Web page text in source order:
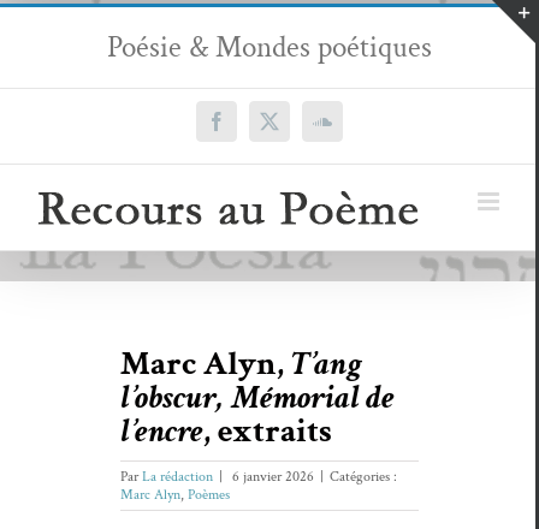
Passer
contenu
Poésie & Mondes poétiques
Facebook
X SoundCloud
Marc Alyn,T’ang
l’obscur, Mémorial de
l’encre, extraits
ParLa rédaction 6 janvier 2026
Catégories :
Marc Alyn, Poèmes